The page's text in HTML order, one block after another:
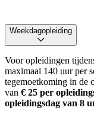
Weekdagopleiding
Voor opleidingen
maximaal 140 uur per
tegemoetkoming in de
van € 25 per
opleidingsdag van 8